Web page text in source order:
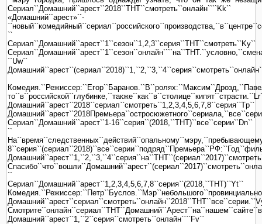
Сериал``Домашний``арест``2018``ТНТ``смотреть``онлайн````Kk``
«Домашний``арест»``-
``
Сериал``Домашний``арест``1``сезон``1,2,3``серия``ТНТ``смотреть``Ky``
``Uw``
Домашний``арест``2018``сериал``смотреть``1,2,3,4,5,6,7,8``серия``Tp``
Сериал``Домашний``арест``1-16``серия``(2018,``ТНТ)``все``серии``Dn``
``
``
Сериал``Домашний``арест``1,2,3,4,5,6,7,8``серия``(2018,``ТНТ)``Yt``
Домашний``арест``1,``2``серия``смотреть``онлайн````Fv``